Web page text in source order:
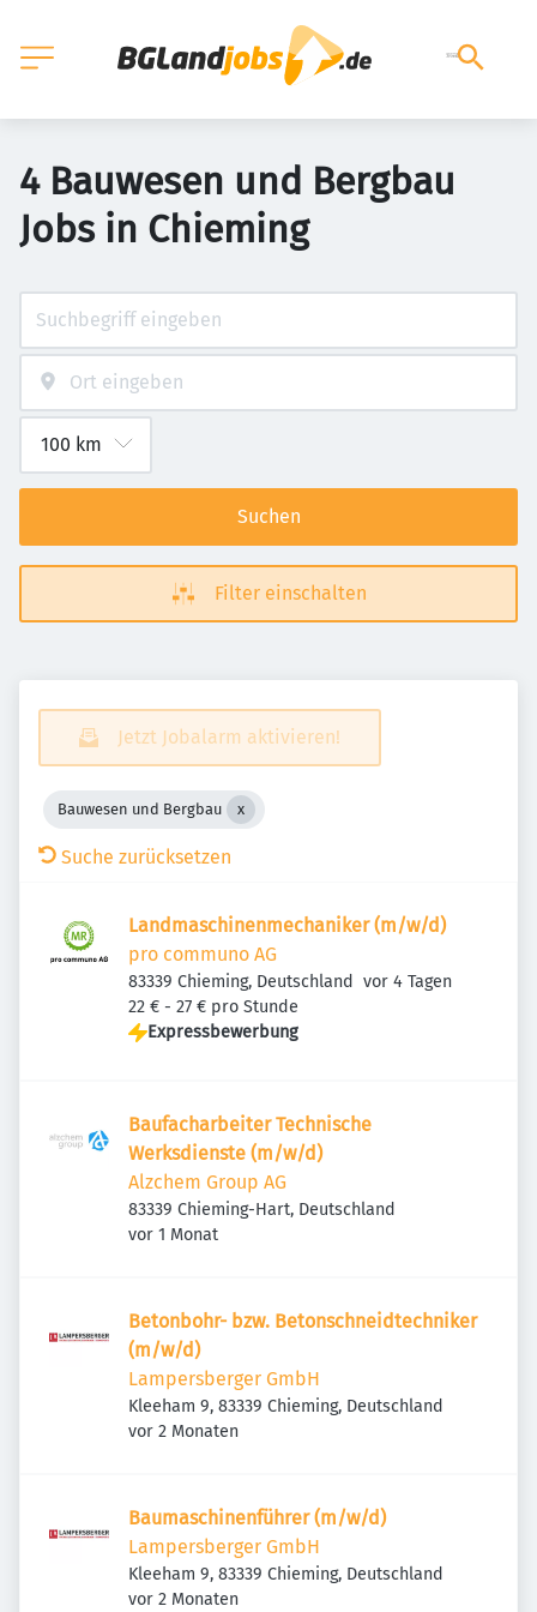
4 Bauwesen und Bergbau
Jobs in Chieming
Suchen
Filter einschalten
Jetzt Jobalarm aktivieren!
Bauwesen und Bergbau
Suche zurücksetzen
Landmaschinenmechaniker (m/w/d)
pro communo AG
83339 Chieming, Deutschland Veröffentlicht
vor 4 Tagen
22 € - 27 € pro Stunde
Expressbewerbung
Baufacharbeiter Technische
Werksdienste (m/w/d)
Alzchem Group AG
83339 Chieming-Hart, Deutschland
Veröffentlicht
vor 1 Monat
Betonbohr- bzw. Betonschneidtechniker
(m/w/d)
Lampersberger GmbH
Kleeham 9, 83339 Chieming, Deutschland
Veröffentlicht:
vor 2 Monaten
Baumaschinenführer (m/w/d)
Lampersberger GmbH
Kleeham 9, 83339 Chieming, Deutschland
Veröffentlicht:
vor 2 Monaten